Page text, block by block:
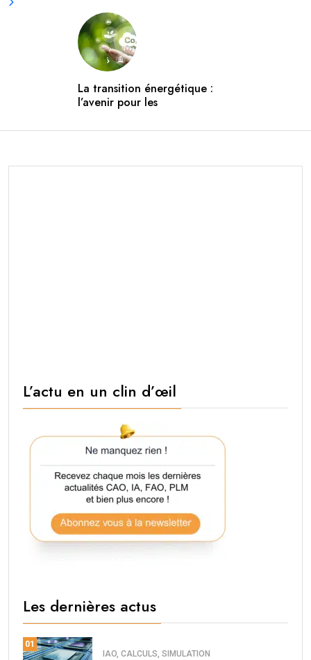
La transition énergétique :
l’avenir pour les
L’actu en un clin d’œil
Les dernières actus
01
IAO, CALCULS, SIMULATION